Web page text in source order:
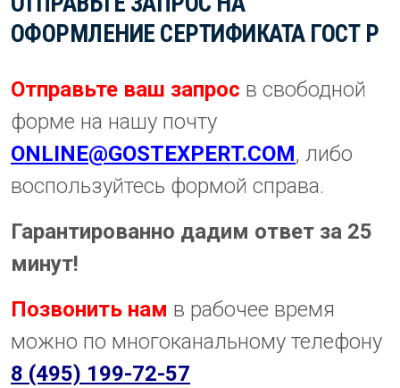
ОФОРМЛЕНИЕ СЕРТИФИКАТА ГОСТ Р
Отправьте ваш запрос в свободной
форме на нашу почту
ONLINE@GOSTEXPERT.COM, либо
воспользуйтесь формой справа.
Гарантированно дадим ответ за 25
минут!
Позвонить нам в рабочее время
можно по многоканальному телефону
8 (495) 199-72-57